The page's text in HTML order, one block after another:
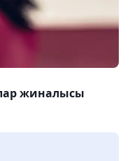
жиналысы